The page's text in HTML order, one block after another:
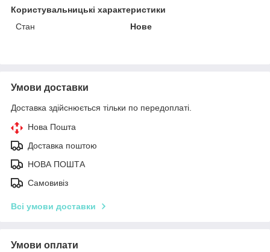
Користувальницькі характеристики
Стан
Нове
Умови доставки
Доставка здійснюється тільки по передоплаті.
Нова Пошта
Доставка поштою
НОВА ПОШТА
Самовивіз
Всі умови доставки
Умови оплати